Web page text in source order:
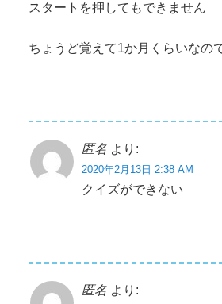
スタートを押してもできません
ちょうど覚えて1か月くらいなの
匿名 より:
2020年2月13日 2:38 AM
クイズができない
匿名 より: